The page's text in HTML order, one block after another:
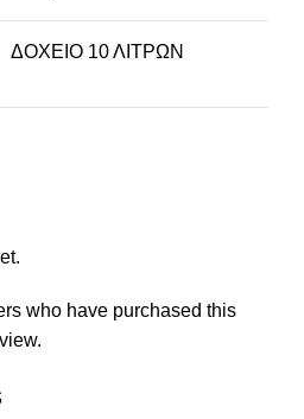
ΔΟΧΕΙΟ 10 ΛΙΤΡΩΝ
who have purchased this